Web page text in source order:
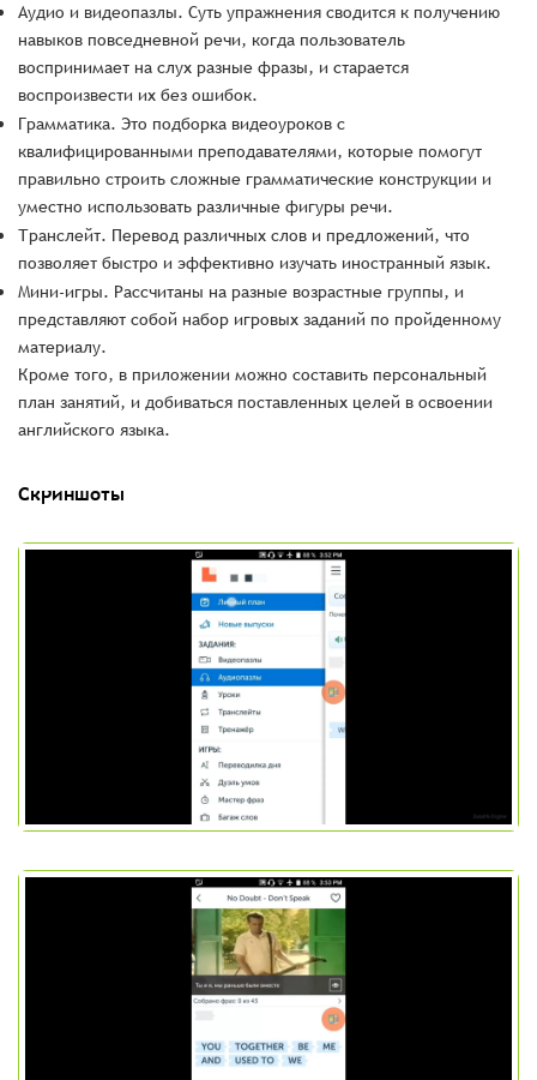
Аудио и видеопазлы. Суть упражнения сводится к получению
навыков повседневной речи, когда пользователь
воспринимает на слух разные фразы, и старается
воспроизвести их без ошибок.
Грамматика. Это подборка видеоуроков с
квалифицированными преподавателями, которые помогут
правильно строить сложные грамматические конструкции и
уместно использовать различные фигуры речи.
Транслейт. Перевод различных слов и предложений, что
позволяет быстро и эффективно изучать иностранный язык.
Мини-игры. Рассчитаны на разные возрастные группы, и
представляют собой набор игровых заданий по пройденному
материалу.
Кроме того, в приложении можно составить персональный
план занятий, и добиваться поставленных целей в освоении
английского языка.
Скриншоты